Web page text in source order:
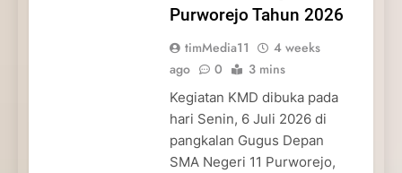
Purworejo Tahun 2026
timMedia11
4 weeks
ago
0 3 mins
Kegiatan KMD dibuka pada
hari Senin, 6 Juli 2026 di
pangkalan Gugus Depan
SMA Negeri 11 Purworejo,